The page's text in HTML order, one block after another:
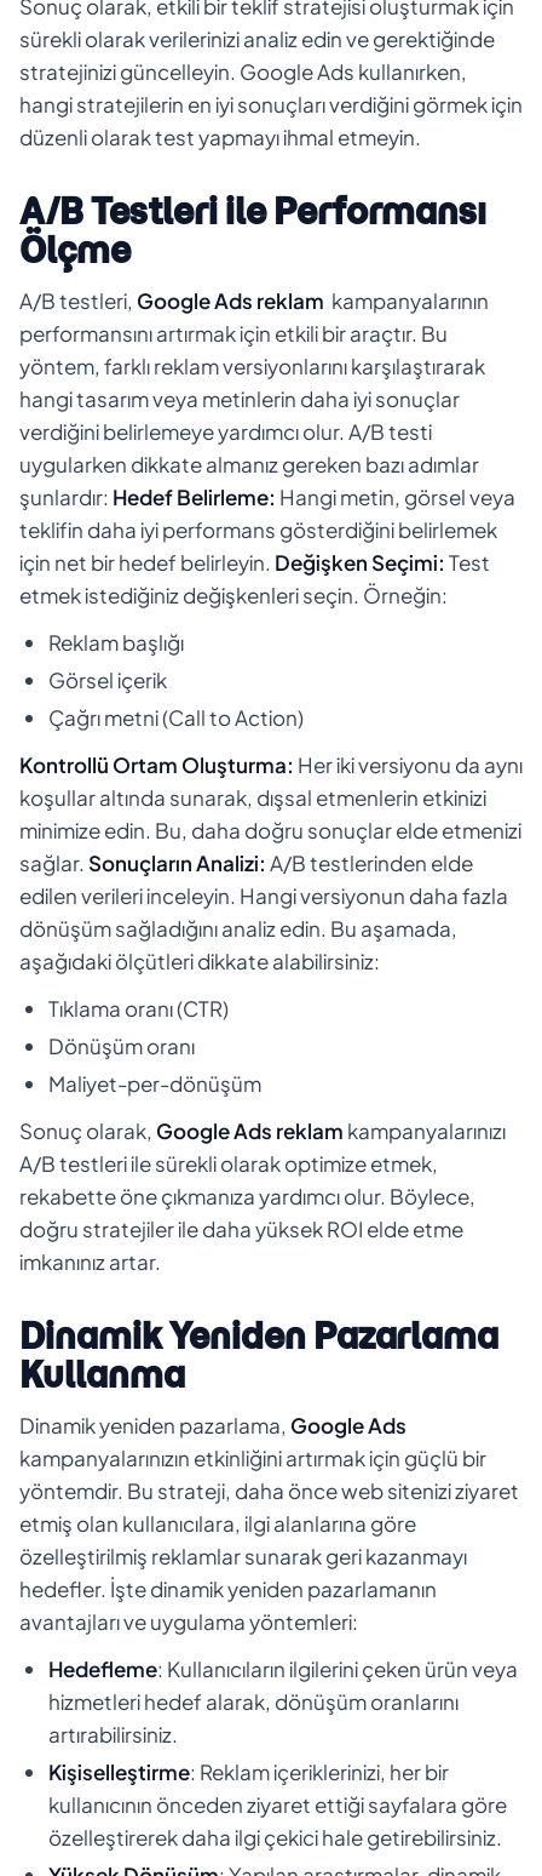
Sonuç olarak, etkili bir teklif stratejisi oluşturmak için
sürekli olarak verilerinizi analiz edin ve gerektiğinde
stratejinizi güncelleyin. Google Ads kullanırken,
hangi stratejilerin en iyi sonuçları verdiğini görmek için
düzenli olarak test yapmayı ihmal etmeyin.
A/B Testleri ile Performansı
Ölçme
A/B testleri, Google Ads reklam kampanyalarının
performansını artırmak için etkili bir araçtır. Bu
yöntem, farklı reklam versiyonlarını karşılaştırarak
hangi tasarım veya metinlerin daha iyi sonuçlar
verdiğini belirlemeye yardımcı olur. A/B testi
uygularken dikkate almanız gereken bazı adımlar
şunlardır: Hedef Belirleme: Hangi metin, görsel veya
teklifin daha iyi performans gösterdiğini belirlemek
için net bir hedef belirleyin. Değişken Seçimi: Test
etmek istediğiniz değişkenleri seçin. Örneğin:
Reklam başlığı
Görsel içerik
Çağrı metni (Call to Action)
Kontrollü Ortam Oluşturma: Her iki versiyonu da aynı
koşullar altında sunarak, dışsal etmenlerin etkinizi
minimize edin. Bu, daha doğru sonuçlar elde etmenizi
sağlar. Sonuçların Analizi: A/B testlerinden elde
edilen verileri inceleyin. Hangi versiyonun daha fazla
dönüşüm sağladığını analiz edin. Bu aşamada,
aşağıdaki ölçütleri dikkate alabilirsiniz:
Tıklama oranı (CTR)
Dönüşüm oranı
Maliyet-per-dönüşüm
Sonuç olarak, Google Ads reklam kampanyalarınızı
A/B testleri ile sürekli olarak optimize etmek,
rekabette öne çıkmanıza yardımcı olur. Böylece,
doğru stratejiler ile daha yüksek ROI elde etme
imkanınız artar.
Dinamik Yeniden Pazarlama
Kullanma
Dinamik yeniden pazarlama, Google Ads
kampanyalarınızın etkinliğini artırmak için güçlü bir
yöntemdir. Bu strateji, daha önce web sitenizi ziyaret
etmiş olan kullanıcılara, ilgi alanlarına göre
özelleştirilmiş reklamlar sunarak geri kazanmayı
hedefler. İşte dinamik yeniden pazarlamanın
avantajları ve uygulama yöntemleri:
Hedefleme: Kullanıcıların ilgilerini çeken ürün veya
hizmetleri hedef alarak, dönüşüm oranlarını
artırabilirsiniz.
Kişiselleştirme: Reklam içeriklerinizi, her bir
kullanıcının önceden ziyaret ettiği sayfalara göre
özelleştirerek daha ilgi çekici hale getirebilirsiniz.